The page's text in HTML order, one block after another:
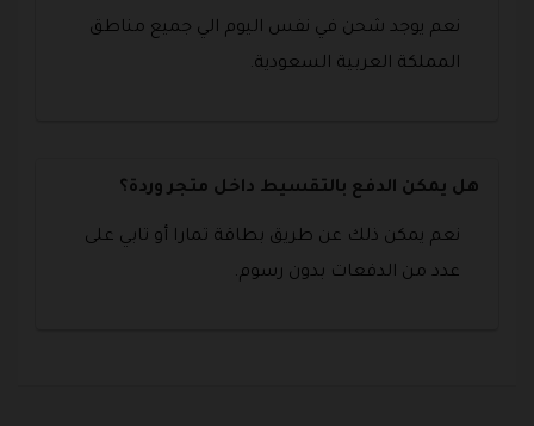
نعم يوجد شحن في نفس اليوم الي جميع مناطق
المملكة العربية السعودية.
هل يمكن الدفع بالتقسيط داخل متجر وردة؟
نعم يمكن ذلك عن طريق بطاقة تمارا أو تابي على
عدد من الدفعات بدون رسوم.